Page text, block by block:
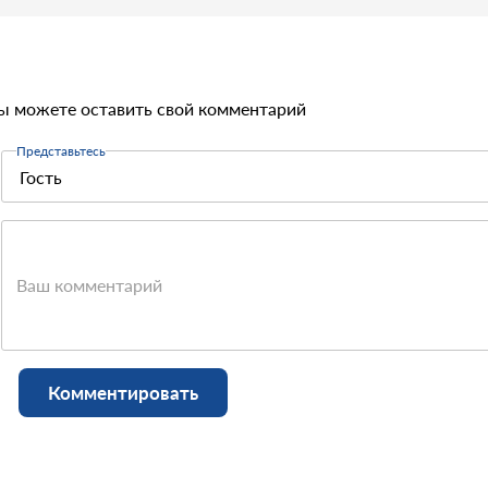
можете оставить свой комментарий
Представьтесь
Ваш комментарий
Комментировать